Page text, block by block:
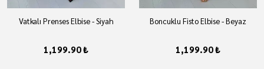
Vatkalı Prenses Elbise - Siyah
1,199.90 ₺
Boncuklu Fisto Elbise - Beyaz
1,199.90 ₺